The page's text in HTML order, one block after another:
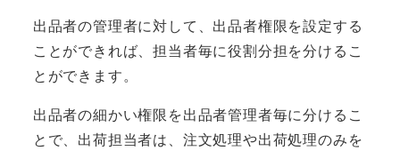
出品者の管理者に対して、出品者権限を設定する
ことができれば、担当者毎に役割分担を分けるこ
とができます。
出品者の細かい権限を出品者管理者毎に分けるこ
とで、出荷担当者は、注文処理や出荷処理のみを